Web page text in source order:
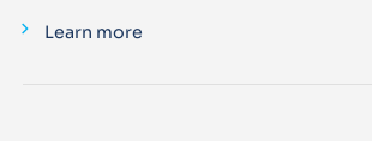
Learn more